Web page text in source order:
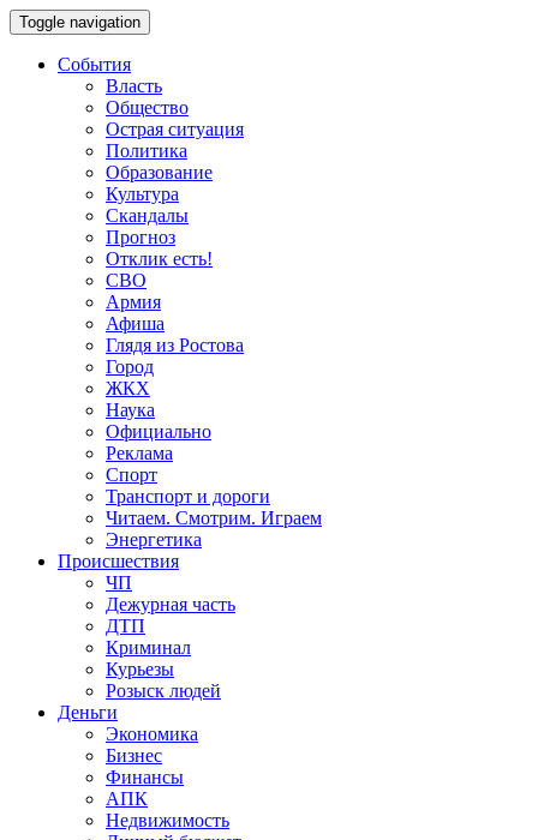
Toggle navigation
События
Власть
Общество
Острая ситуация
Политика
Образование
Культура
Скандалы
Прогноз
Отклик есть!
СВО
Армия
Афиша
Глядя из Ростова
Город
ЖКХ
Наука
Официально
Реклама
Спорт
Транспорт и дороги
Читаем. Смотрим. Играем
Энергетика
Происшествия
ЧП
Дежурная часть
ДТП
Криминал
Курьезы
Розыск людей
Деньги
Экономика
Бизнес
Финансы
АПК
Недвижимость